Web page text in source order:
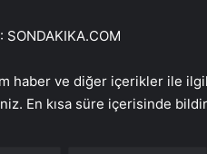
SONDAKIKA.COM
haber ve diğer içerikler ile
En kısa süre içerisinde